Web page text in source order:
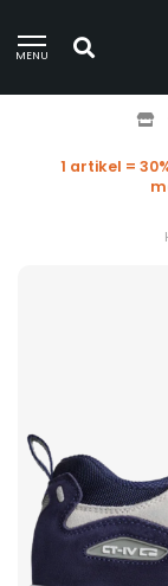
MENU
1 artikel =